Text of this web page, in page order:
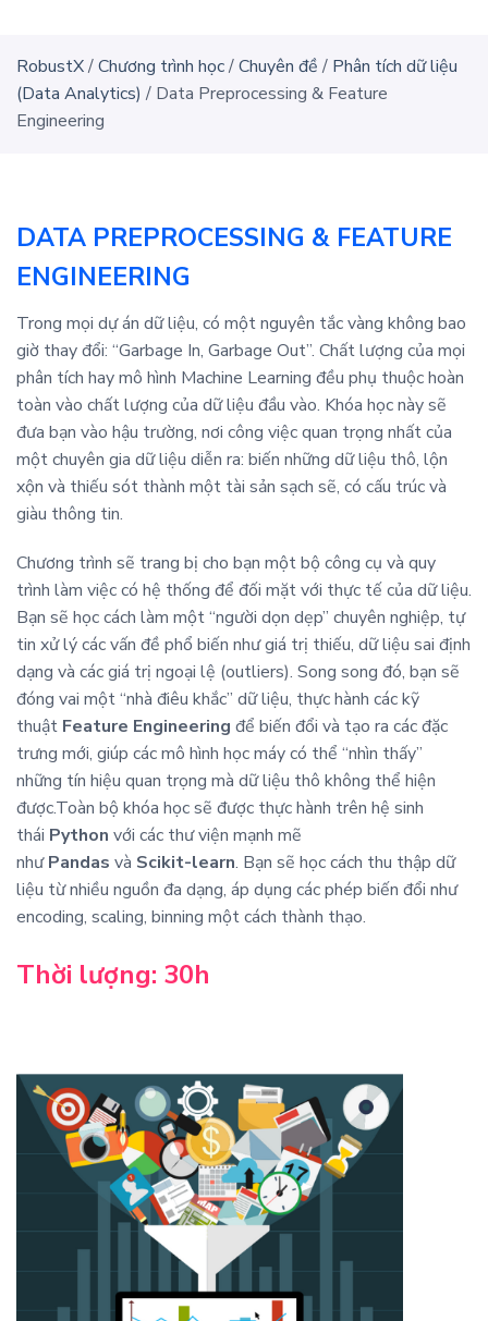
RobustX/Chương trình học/Chuyên đề/ Phân tích dữ liệu
(Data Analytics) / Data Preprocessing & Feature
Engineering
DATA PREPROCESSING & FEATURE
ENGINEERING
Trong mọi dự án dữ liệu, có một nguyên tắc vàng không bao
giờ thay đổi: “Garbage In, Garbage Out”. Chất lượng của mọi
phân tích hay mô hình Machine Learning đều phụ thuộc hoàn
toàn vào chất lượng của dữ liệu đầu vào. Khóa học này sẽ
đưa bạn vào hậu trường, nơi công việc quan trọng nhất của
một chuyên gia dữ liệu diễn ra: biến những dữ liệu thô, lộn
xộn và thiếu sót thành một tài sản sạch sẽ, có cấu trúc và
giàu thông tin.
Chương trình sẽ trang bị cho bạn một bộ công cụ và quy
trình làm việc có hệ thống để đối mặt với thực tế của dữ liệu.
Bạn sẽ học cách làm một “người dọn dẹp” chuyên nghiệp, tự
tin xử lý các vấn đề phổ biến như giá trị thiếu, dữ liệu sai định
dạng và các giá trị ngoại lệ (outliers). Song song đó, bạn sẽ
đóng vai một “nhà điêu khắc” dữ liệu, thực hành các kỹ
thuật Feature Engineering để biến đổi và tạo ra các đặc
trưng mới, giúp các mô hình học máy có thể “nhìn thấy”
những tín hiệu quan trọng mà dữ liệu thô không thể hiện
được.Toàn bộ khóa học sẽ được thực hành trên hệ sinh
thái Python với các thư viện mạnh mẽ
nhưPandas và Scikit-learn. Bạn sẽ học cách thu thập dữ
liệu từ nhiều nguồn đa dạng, áp dụng các phép biến đổi như
encoding, scaling, binning một cách thành thạo.
Thời lượng: 30h